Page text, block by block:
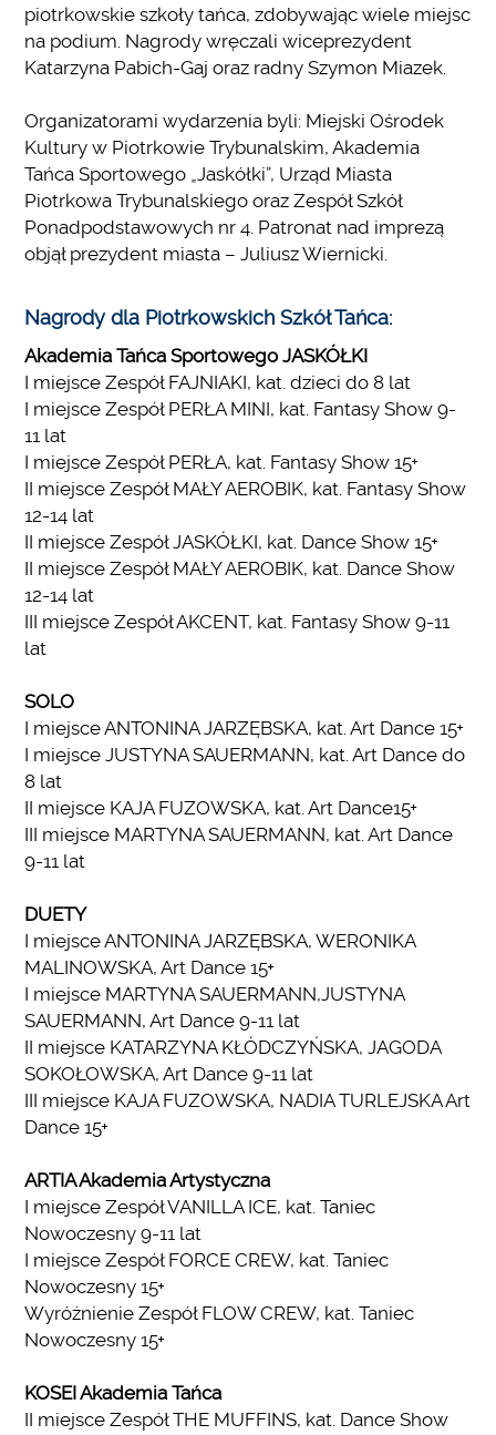
piotrkowskie szkoły tańca, zdobywając wiele miejsc
na podium. Nagrody wręczali wiceprezydent
Katarzyna Pabich-Gaj oraz radny Szymon Miazek.
Organizatorami wydarzenia byli: Miejski Ośrodek
Kultury w Piotrkowie Trybunalskim, Akademia
Tańca Sportowego „Jaskółki”, Urząd Miasta
Piotrkowa Trybunalskiego oraz Zespół Szkół
Ponadpodstawowych nr 4. Patronat nad imprezą
objął prezydent miasta – Juliusz Wiernicki.
Nagrody dla Piotrkowskich Szkół Tańca:
Akademia Tańca Sportowego JASKÓŁKI
I miejsce Zespół FAJNIAKI, kat. dzieci do 8 lat
I miejsce Zespół PERŁA MINI, kat. Fantasy Show 9-
11 lat
I miejsce Zespół PERŁA, kat. Fantasy Show 15+
II miejsce Zespół MAŁY AEROBIK, kat. Fantasy Show
12-14 lat
II miejsce Zespół JASKÓŁKI, kat. Dance Show 15+
II miejsce Zespół MAŁY AEROBIK, kat. Dance Show
12-14 lat
III miejsce Zespół AKCENT, kat. Fantasy Show 9-11
lat
SOLO
I miejsce ANTONINA JARZĘBSKA, kat. Art Dance 15+
I miejsce JUSTYNA SAUERMANN, kat. Art Dance do
8 lat
II miejsce KAJA FUZOWSKA, kat. Art Dance15+
III miejsce MARTYNA SAUERMANN, kat. Art Dance
9-11 lat
DUETY
I miejsce ANTONINA JARZĘBSKA, WERONIKA
MALINOWSKA, Art Dance 15+
I miejsce MARTYNA SAUERMANN,JUSTYNA
SAUERMANN, Art Dance 9-11 lat
II miejsce KATARZYNA KŁÓDCZYŃSKA, JAGODA
SOKOŁOWSKA, Art Dance 9-11 lat
III miejsce KAJA FUZOWSKA, NADIA TURLEJSKA Art
Dance 15+
ARTIA Akademia Artystyczna
I miejsce Zespół VANILLA ICE, kat. Taniec
Nowoczesny 9-11 lat
I miejsce Zespół FORCE CREW, kat. Taniec
Nowoczesny 15+
Wyróżnienie Zespół FLOW CREW, kat. Taniec
Nowoczesny 15+
KOSEI Akademia Tańca
II miejsce Zespół THE MUFFINS, kat. Dance Show